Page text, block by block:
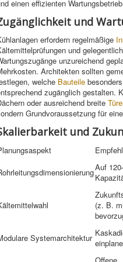
einen effizienten
und
erfordern regelmäßige
und
unzureichend
Architekten sollten
welche Bauteile
zugänglich gestalten.
oder ausreichend breite
Grundvoraussetzung für
und
Auf
(z. B.
Systemarchitektur